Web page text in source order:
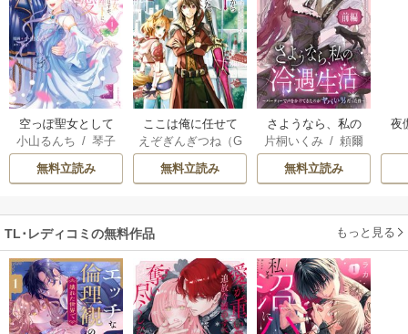
空っぽ聖女として
捨てられたはず
が、嫁ぎ先の皇帝
陛下に溺愛されて
小山るんち /琴子
無料立読み
ここは俺に任せて
先に行けと言って
から10年がたった
ら伝説になってい
えぞぎんぎつね（G
Aノベル／SBクリ
エイティブ刊）
eCHA
無料立読み
さようなら、私の
冷遇生活 ～パーテ
ィーで声をかけて
きたのがヤバい男
片桐いくみ / 頼爾
無料立読み
夜
TL･レディコミの無料作品 もっと見る